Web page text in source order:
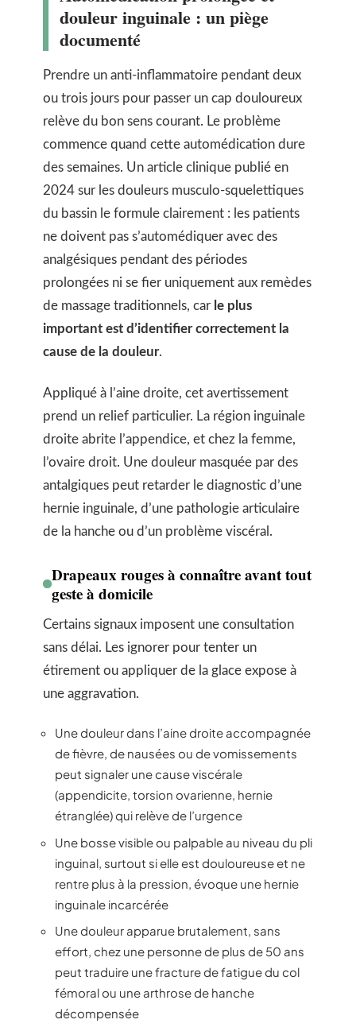
douleur inguinale : un piège
documenté
Prendre un anti-inflammatoire pendant deux
ou trois jours pour passer un cap douloureux
relève du bon sens courant. Le problème
commence quand cette automédication dure
des semaines. Un article clinique publié en
2024 sur les douleurs musculo-squelettiques
du bassin le formule clairement : les patients
ne doivent pas s’automédiquer avec des
analgésiques pendant des périodes
prolongées ni se fier uniquement aux remèdes
de massage traditionnels, car le plus
important est d’identifier correctement la
cause de la douleur.
Appliqué à l’aine droite, cet avertissement
prend un relief particulier. La région inguinale
droite abrite l’appendice, et chez la femme,
l’ovaire droit. Une douleur masquée par des
antalgiques peut retarder le diagnostic d’une
hernie inguinale, d’une pathologie articulaire
de la hanche ou d’un problème viscéral.
Drapeaux rouges à connaître avant tout
geste à domicile
Certains signaux imposent une consultation
sans délai. Les ignorer pour tenter un
étirement ou appliquer de la glace expose à
une aggravation.
Une douleur dans l’aine droite accompagnée
de fièvre, de nausées ou de vomissements
peut signaler une cause viscérale
(appendicite, torsion ovarienne, hernie
étranglée) qui relève de l’urgence
Une bosse visible ou palpable au niveau du pli
inguinal, surtout si elle est douloureuse et ne
rentre plus à la pression, évoque une hernie
inguinale incarcérée
Une douleur apparue brutalement, sans
effort, chez une personne de plus de 50 ans
peut traduire une fracture de fatigue du col
fémoral ou une arthrose de hanche
décompensée